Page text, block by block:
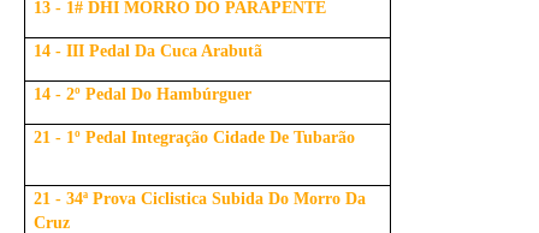
13 - 1# DHI MORRO DO PARAPENTE
14 - III Pedal Da Cuca Arabutã
14 - 2º Pedal Do Hambúrguer
21 - 1º Pedal Integração Cidade De Tubarão
21 - 34ª Prova Ciclistica Subida Do Morro Da
Cruz